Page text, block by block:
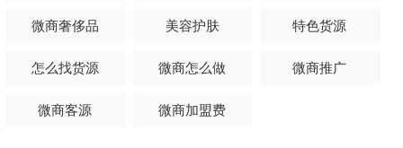
微商奢侈品 美容护肤 特色货源
怎么找货源 微商怎么做 微商推广
微商客源 微商加盟费